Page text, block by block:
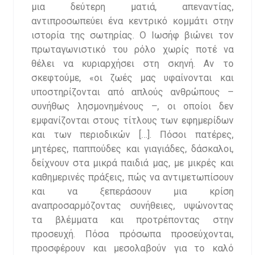
μια δεύτερη ματιά, απεναντίας,
αντιπροσωπεύει ένα κεντρικό κομμάτι στην
ιστορία της σωτηρίας. Ο Ιωσήφ βιώνει τον
πρωταγωνιστικό του ρόλο χωρίς ποτέ να
θέλει να κυριαρχήσει στη σκηνή. Αν το
σκεφτούμε, «οι ζωές μας υφαίνονται και
υποστηρίζονται από απλούς ανθρώπους –
συνήθως λησμονημένους –, οι οποίοι δεν
εμφανίζονται στους τίτλους των εφημερίδων
και των περιοδικών […]. Πόσοι πατέρες,
μητέρες, παππούδες και γιαγιάδες, δάσκαλοι,
δείχνουν στα μικρά παιδιά μας, με μικρές και
καθημερινές πράξεις, πώς να αντιμετωπίσουν
και να ξεπεράσουν μια κρίση
αναπροσαρμόζοντας συνήθειες, υψώνοντας
τα βλέμματα και προτρέποντας στην
προσευχή. Πόσα πρόσωπα προσεύχονται,
προσφέρουν και μεσολαβούν για το καλό